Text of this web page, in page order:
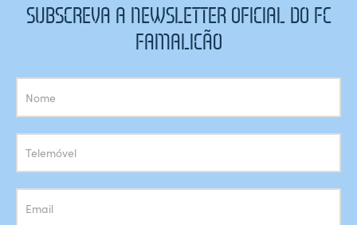
SUBSCREVA A NEWSLETTER OFICIAL DO FC
FAMALICÃO
Subscrição
Newsletter